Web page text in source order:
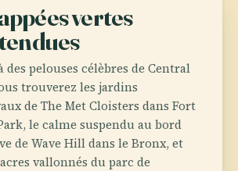
vertes
des pelouses célèbres de Central
trouverez les jardins
de The Met Cloisters dans Fort
le calme suspendu au bord
de Wave Hill dans le Bronx, et
vallonnés du parc de